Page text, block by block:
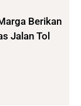
Berikan
Jalan Tol